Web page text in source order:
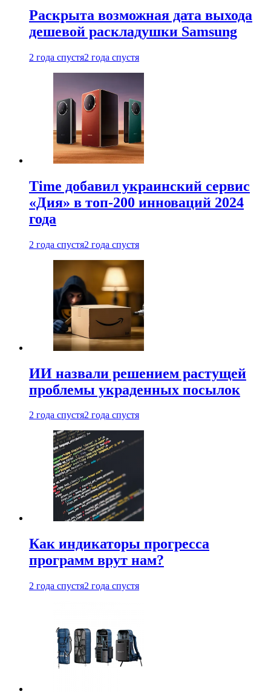
Раскрыта возможная дата выхода
дешевой раскладушки Samsung
2 года спустя2 года спустя
Time добавил украинский сервис
«Дия» в топ-200 инноваций 2024
года
2 года спустя2 года спустя
ИИ назвали решением растущей
проблемы украденных посылок
2 года спустя2 года спустя
Как индикаторы прогресса
программ врут нам?
2 года спустя2 года спустя